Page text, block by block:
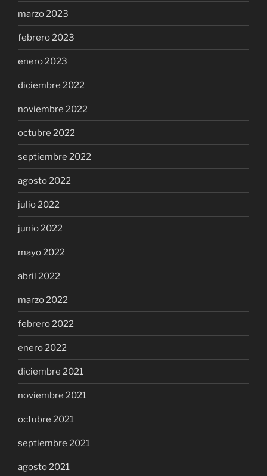
marzo 2023
febrero 2023
enero 2023
diciembre 2022
noviembre 2022
octubre 2022
septiembre 2022
agosto 2022
julio 2022
junio 2022
mayo 2022
abril 2022
marzo 2022
febrero 2022
enero 2022
diciembre 2021
noviembre 2021
octubre 2021
septiembre 2021
agosto 2021